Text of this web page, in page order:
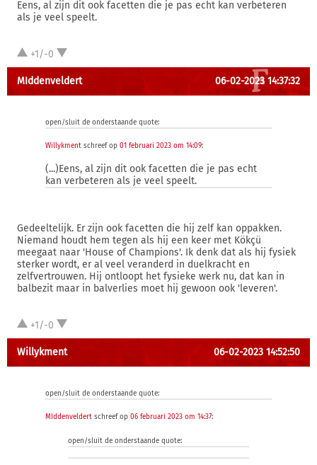
Eens, al zijn dit ook facetten die je pas echt kan verbeteren
als je veel speelt.
+1/-0
MIddenveldert 06-02-2023 14:37:32
open/sluit de onderstaande quote:
Willykment schreef op 01 februari 2023 om 14:09:
(...)Eens, al zijn dit ook facetten die je pas echt
kan verbeteren als je veel speelt.
Gedeeltelijk. Er zijn ook facetten die hij zelf kan oppakken.
Niemand houdt hem tegen als hij een keer met Kökçü
meegaat naar 'House of Champions'. Ik denk dat als hij fysiek
sterker wordt, er al veel veranderd in duelkracht en
zelfvertrouwen. Hij ontloopt het fysieke werk nu, dat kan in
balbezit maar in balverlies moet hij gewoon ook 'leveren'.
+1/-0
Willykment 06-02-2023 14:52:50
open/sluit de onderstaande quote:
MIddenveldert schreef op 06 februari 2023 om 14:37:
open/sluit de onderstaande quote: